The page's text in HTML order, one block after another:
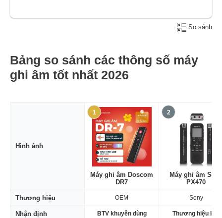
So sánh
Bảng so sánh các thông số máy
ghi âm tốt nhất 2026
Hình ảnh
1
Máy ghi âm Doscom
DR7
2
Máy ghi âm
PX470
Thương hiệu OEM Sony
Nhận định BTV khuyên dùng Thương hiệu lớn